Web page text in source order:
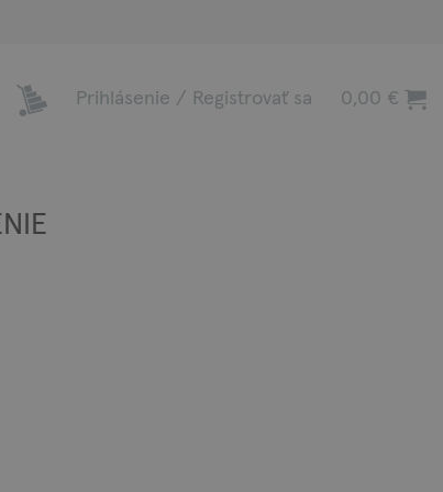
Prihlásenie / Registrovať sa 0,00 €